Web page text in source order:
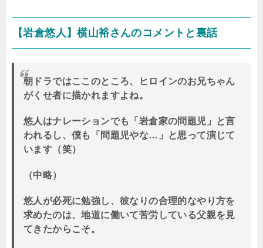
【岩倉悠人】横山裕さんのコメントと裏話
朝ドラではここのところ、ヒロインのお兄ちゃん
がくせ者に描かれますよね。
悠人はナレーションでも「岩倉家の問題児」と言
われるし、僕も「問題児やな…」と思って演じて
います（笑）
（中略）
悠人が必死に勉強し、彼なりの合理的なやり方を
求めたのは、地道に働いて苦労している父親を見
てきたからこそ。